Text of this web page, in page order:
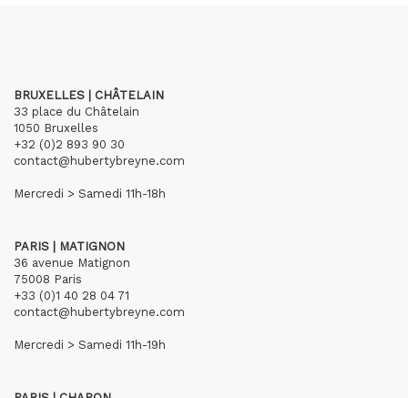
BRUXELLES | CHÂTELAIN
33 place du Châtelain
1050 Bruxelles
+32 (0)2 893 90 30
contact@hubertybreyne.com
Mercredi > Samedi 11h-18h
PARIS | MATIGNON
36 avenue Matignon
75008 Paris
+33 (0)1 40 28 04 71
contact@hubertybreyne.com
Mercredi > Samedi 11h-19h